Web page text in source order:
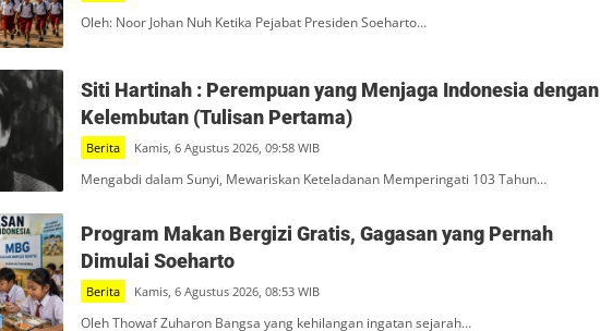
Oleh: Noor Johan Nuh Ketika Pejabat Presiden Soeharto…
Siti Hartinah : Perempuan yang Menjaga Indonesia dengan
Kelembutan (Tulisan Pertama)
Berita Kamis, 6 Agustus 2026, 09:58 WIB
Mengabdi dalam Sunyi, Mewariskan Keteladanan Memperingati 103 Tahun…
Program Makan Bergizi Gratis, Gagasan yang Pernah
Dimulai Soeharto
Berita Kamis, 6 Agustus 2026, 08:53 WIB
Oleh Thowaf Zuharon Bangsa yang kehilangan ingatan sejarah…